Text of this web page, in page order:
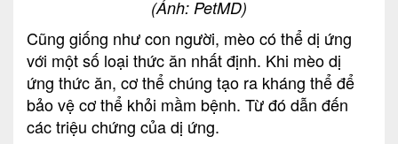
(Ảnh: PetMD)
Cũng giống như con người, mèo có thể dị ứng
với một số loại thức ăn nhất định. Khi mèo dị
ứng thức ăn, cơ thể chúng tạo ra kháng thể để
bảo vệ cơ thể khỏi mầm bệnh. Từ đó dẫn đến
các triệu chứng của dị ứng.